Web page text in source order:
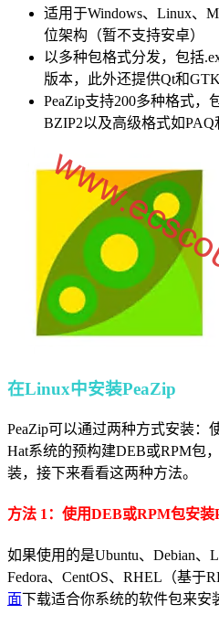
适用于Windows、Linux、
位架构（暂不支持安卓）
以多种包格式分发，包括
版本，此外还提供Qt和
PeaZip支持200多种格式，
BZIP2以及高级格式如PAQ
在Linux中安装PeaZip
PeaZip可以通过两种方式安装：
Hat系统的预构建DEB或RPM包
装，接下来看看这两种方法。
方法 1：使用DEB或RPM包安装
如果使用的是Ubuntu、Debian
Fedora、CentOS、RHEL（基于
面下载适合你系统的软件包来安